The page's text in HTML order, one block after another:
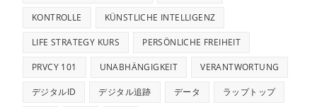
KONTROLLE KÜNSTLICHE INTELLIGENZ
LIFE STRATEGY KURS PERSÖNLICHE FREIHEIT
PRVCY 101 UNABHÄNGIGKEIT VERANTWORTUNG
デジタルID デジタル追跡 データ ラップトップ